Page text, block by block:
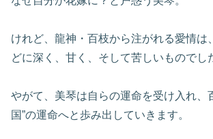
けれど、龍神・百枝から注がれる愛情は
どに深く、甘く、そして苦しいものでし
やがて、美琴は自らの運命を受け入れ、
国”の運命へと歩み出していきます。